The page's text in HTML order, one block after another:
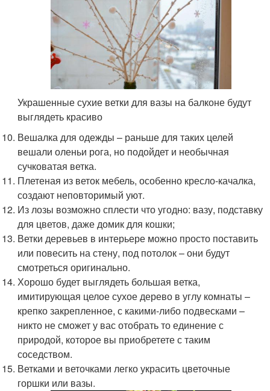
Украшенные сухие ветки для вазы на балконе будут
выглядеть красиво
Вешалка для одежды – раньше для таких целей
вешали оленьи рога, но подойдет и необычная
сучковатая ветка.
Плетеная из веток мебель, особенно кресло-качалка,
создают неповторимый уют.
Из лозы возможно сплести что угодно: вазу, подставку
для цветов, даже домик для кошки;
Ветки деревьев в интерьере можно просто поставить
или повесить на стену, под потолок – они будут
смотреться оригинально.
Хорошо будет выглядеть большая ветка,
имитирующая целое сухое дерево в углу комнаты –
крепко закрепленное, с какими-либо подвесками –
никто не сможет у вас отобрать то единение с
природой, которое вы приобретете с таким
соседством.
Ветками и веточками легко украсить цветочные
горшки или вазы.